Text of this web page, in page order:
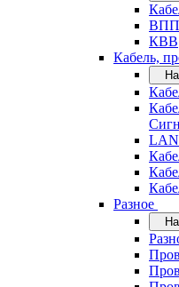
ВПП
КВВ
Кабель,
LAN
Разное